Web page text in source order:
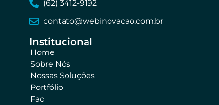
(62) 3412-9192
contato@webinovacao.com.br
Institucional​
Home
Sobre Nós
Nossas Soluções
Portfólio
Faq